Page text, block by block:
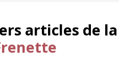
articles de la